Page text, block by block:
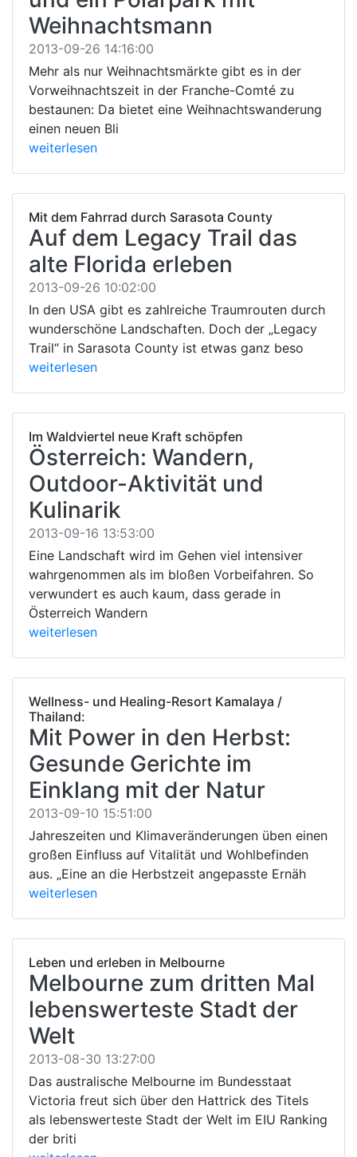
Weihnachtsmann
2013-09-26 14:16:00
Mehr als nur Weihnachtsmärkte gibt es in der
Vorweihnachtszeit in der Franche-Comté zu
bestaunen: Da bietet eine Weihnachtswanderung
einen neuen Bli
weiterlesen
Mit dem Fahrrad durch Sarasota County
Auf dem Legacy Trail das
alte Florida erleben
2013-09-26 10:02:00
In den USA gibt es zahlreiche Traumrouten durch
wunderschöne Landschaften. Doch der „Legacy
Trail“ in Sarasota County ist etwas ganz beso
weiterlesen
Im Waldviertel neue Kraft schöpfen
Österreich: Wandern,
Outdoor-Aktivität und
Kulinarik
2013-09-16 13:53:00
Eine Landschaft wird im Gehen viel intensiver
wahrgenommen als im bloßen Vorbeifahren. So
verwundert es auch kaum, dass gerade in
Österreich Wandern
weiterlesen
Wellness- und Healing-Resort Kamalaya /
Thailand:
Mit Power in den Herbst:
Gesunde Gerichte im
Einklang mit der Natur
2013-09-10 15:51:00
Jahreszeiten und Klimaveränderungen üben einen
großen Einfluss auf Vitalität und Wohlbefinden
aus. „Eine an die Herbstzeit angepasste Ernäh
weiterlesen
Leben und erleben in Melbourne
Melbourne zum dritten Mal
lebenswerteste Stadt der
Welt
2013-08-30 13:27:00
Das australische Melbourne im Bundesstaat
Victoria freut sich über den Hattrick des Titels
als lebenswerteste Stadt der Welt im EIU Ranking
der briti